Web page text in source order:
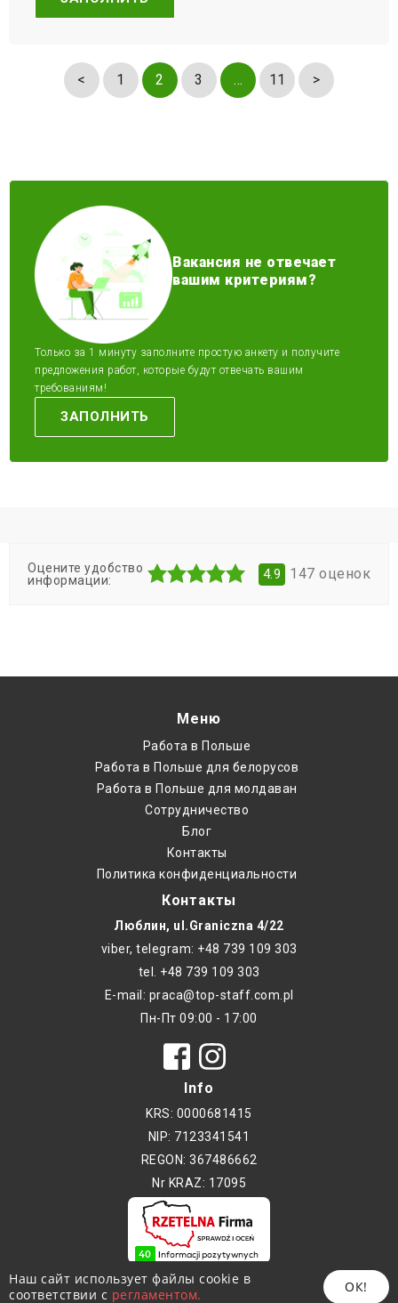
< 1 2 3 … 11 >
Вакансия не отвечает
вашим критериям?
Только за 1 минуту заполните простую анкету и получите
предложения работ, которые будут отвечать вашим
требованиям!
ЗАПОЛНИТЬ
Оцените удобство
информации:
4.9 147 оценок
Copyright © 2017-2026 - TOP-STAFF
Копирование без разрешения автора
Меню
Работа в Польше
Работа в Польше для белорусов
Работа в Польше для молдаван
Cотрудничество
Блог
Контакты
Политика конфиденциальности
Контакты
Люблин, ul.Graniczna 4/22
viber, telegram: +48 739 109 303
tel. +48 739 109 303
E-mail: praca@top-staff.com.pl
Пн-Пт 09:00 - 17:00
Info
KRS: 0000681415
NIP: 7123341541
REGON: 367486662
Nr KRAZ: 17095
Наш сайт использует файлы cookie в
соответствии с регламентом. ОК!